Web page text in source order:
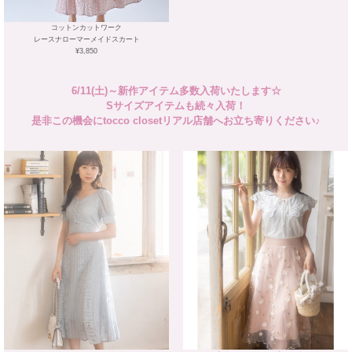
コットンカットワーク
レースナローマーメイドスカート
¥3,850
6/11(土)～新作アイテム多数入荷いたします☆
Sサイズアイテムも続々入荷！
是非この機会にtocco closetリアル店舗へお立ち寄りください♪